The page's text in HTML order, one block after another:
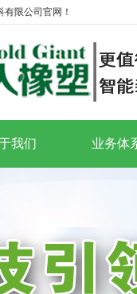
限公司官网！
我们 业务体